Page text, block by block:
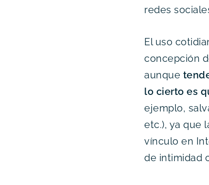
redes
El uso
concepción
aunque
lo cierto es
ejemplo,
etc.), ya que
vínculo en
de intimidad